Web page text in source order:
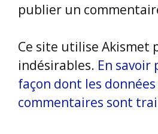
publier un
Ce site utilise Akismet
indésirables. En savoir
façon dont les données
commentaires sont